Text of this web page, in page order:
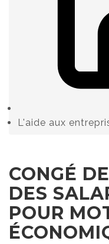
L'aide aux
CONGÉ
DES
POUR